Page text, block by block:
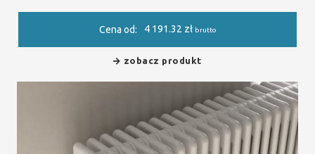
Cena od: 4 191.32 zł brutto
zobacz produkt